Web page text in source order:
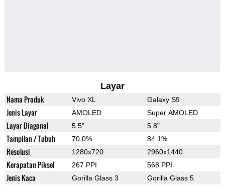
Layar
Nama Produk Vivo XL Galaxy S9
Jenis Layar AMOLED Super AMOLED
Layar Diagonal 5.5" 5.8"
Tampilan / Tubuh 70.0% 84.1%
Resolusi 1280x720 2960x1440
Kerapatan Piksel 267 PPI 568 PPI
Jenis Kaca Gorilla Glass 3 Gorilla Glass 5